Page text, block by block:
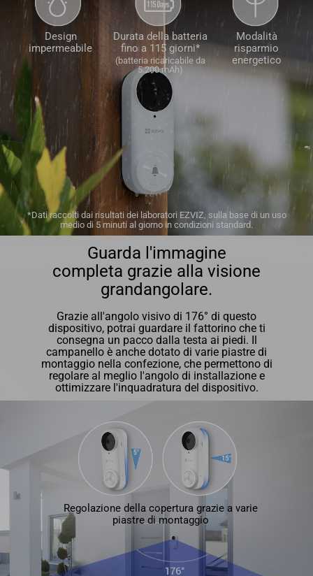
Design
impermeabile
Durata della batteria
fino a 115 giorni*
Modalità
risparmio
energetico
*Dati raccolti dai risultati dei laboratori EZVIZ, sulla base di un uso
medio di 5 minuti al giorno in condizioni standard.
(batteria ricaricabile da
5.200 mAh)
Guarda l'immagine
completa grazie alla visione
grandangolare.
Grazie all'angolo visivo di 176° di questo
dispositivo, potrai guardare il fattorino che ti
consegna un pacco dalla testa ai piedi. Il
campanello è anche dotato di varie piastre di
montaggio nella confezione, che permettono di
regolare al meglio l'angolo di installazione e
ottimizzare l'inquadratura del dispositivo.
Regolazione della copertura grazie a varie
piastre di montaggio